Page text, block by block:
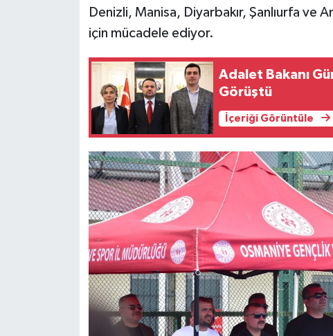
Denizli, Manisa, Diyarbakır, Şanlıurfa ve
için mücadele ediyor.
Adalet Bakanı
Görüştü
İçeriği Görüntüle